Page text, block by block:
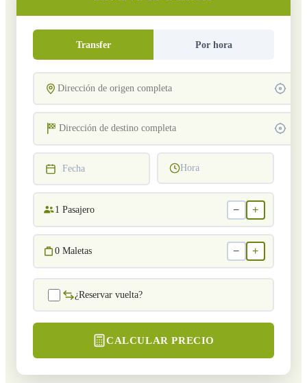
Transfer Por hora
Fecha Hora
1 Pasajero − +
0 Maletas − +
¿Reservar vuelta?
CALCULAR PRECIO